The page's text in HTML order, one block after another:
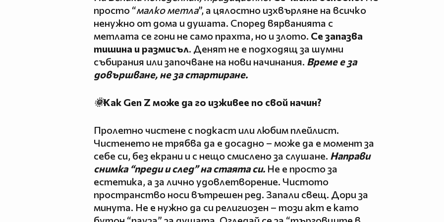
просто “малко метла”, а цялостно изхвърляне на всичко
ненужно от дома и душата. Според вярванията с
метлата се гони не само прахта, но и злото. Се запазва
тишина и размисъл. Денят не е подходящ за шумни
събирания или започване на нови начинания. Време е за
довършване, не за стартиране.
🌞Как Gen Z може да го изживее по свой начин?
Пролетно чистене с подкаст или любим плейлист.
Чистенето не трябва да е досадно – може да е момент за
себе си, без екрани и с нещо смислено за слушане. Направи
снимка “преди и след” на стаята си. Не е просто за
естетика, а за лично удовлетворение. Чистото
пространство носи вътрешен ред. Запали свещ. Дори за
минута. Не е нужно да си религиозен – този акт е като